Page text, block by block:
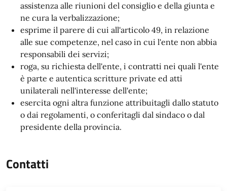
assistenza alle riunioni del consiglio e della giunta e
ne cura la verbalizzazione;
esprime il parere di cui all'articolo 49, in relazione
alle sue competenze, nel caso in cui l'ente non abbia
responsabili dei servizi;
roga, su richiesta dell'ente, i contratti nei quali l'ente
è parte e autentica scritture private ed atti
unilaterali nell'interesse dell'ente;
esercita ogni altra funzione attribuitagli dallo statuto
o dai regolamenti, o conferitagli dal sindaco o dal
presidente della provincia.
Contatti